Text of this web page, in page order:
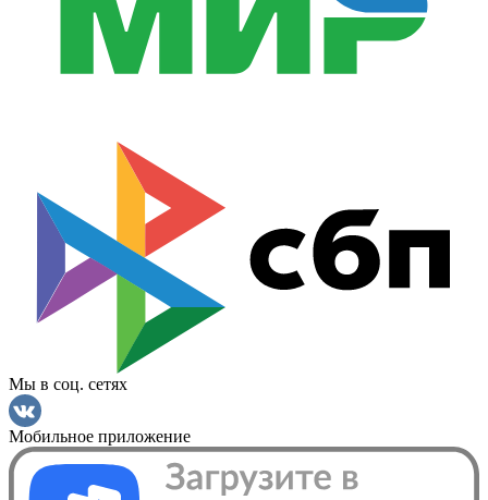
Мы в соц. сетях
Мобильное приложение